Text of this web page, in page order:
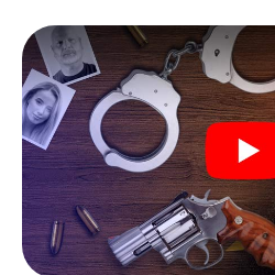
zahlreichen Schauplätzen in
Verbindung stehen, und
Ort knacken Sie knifflige Rätsel
Stück der Lösung des Falls
einem klassischen Krimi Dinner
Sie das Geschehen, bewegen
und entdecken obendrein die
Augen.
Mitmachkrimi in Aveiro -
Tour